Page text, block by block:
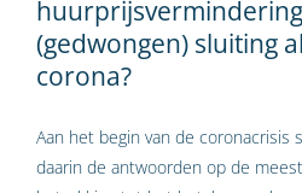
(gedwongen) sluiting
corona?
Aan het begin van de coronacrisis
daarin de antwoorden op de